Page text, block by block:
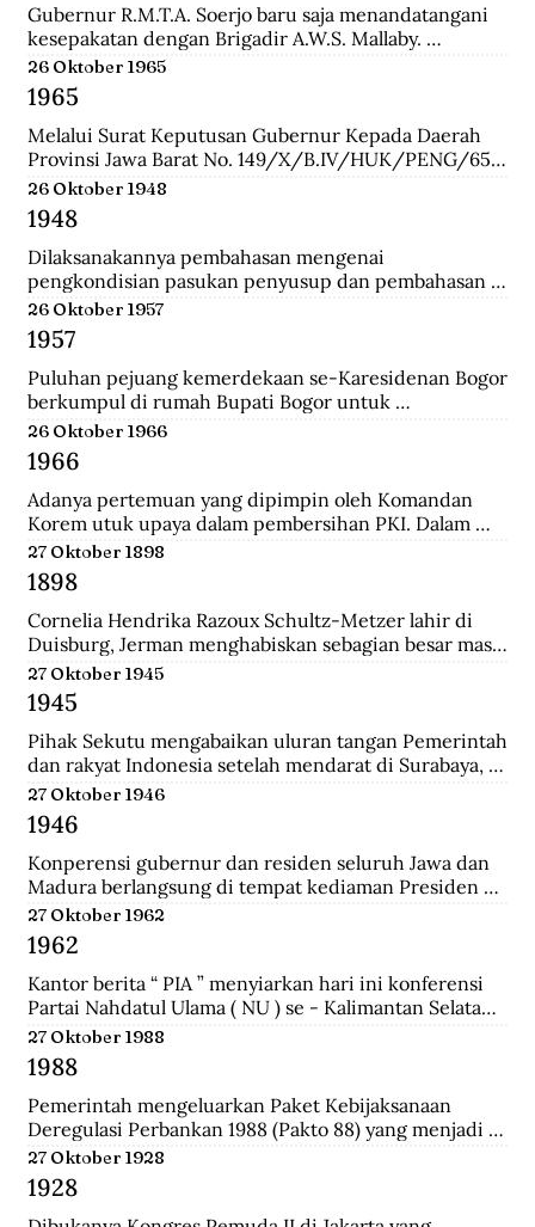
Gubernur R.M.T.A. Soerjo baru saja menandatangani
kesepakatan dengan Brigadir A.W.S. Mallaby.
Pertemuan yang terbilang sukses itu melahirkan
empat kesepakatan: 1. Pihak Inggris (baca:Sekutu)
mengakui keberadaan Republik Indonesia sebatas
distrik Surabaya. 2. Pihak Inggris tidak akan
membawa masuk pasukan Belanda dan tidak ada
pasukan Belanda yang disusupkan pada pasukan
Inggris yang mendarat di Surabaya. 3. Pasukan Inggris
hanya dibolehkan berada pada radius 800 meter dari
pelabuhan. 4. Untuk memperlancar komunikasi
antara pihak Inggris dengan Republik dalam
keseharian, maka dibentuk Biro Kontak
beranggotakan perwakilan dari kedua belah pihak.
26 Oktober 1965
1965
Melalui Surat Keputusan Gubernur Kepada Daerah
Provinsi Jawa Barat No. 149/X/B.IV/HUK/PENG/65,
Mashudi memberhentikan sementara waktu delapan
anggota PKI yang duduk dalam DPRD-GR. Mereka
adalah Suharna Affandi, Abbas Usman, Akhmad
Suganda, Enok Rokhayati, Mustofa, Cece Suryadi,
Sukra Prawira Sentana, dan Suhlan Sujana.
26 Oktober 1948
1948
Dilaksanakannya pembahasan mengenai
pengkondisian pasukan penyusup dan pembahasan
taktik untuk melawan pasukan Negara Pasundan dan
DI/TII.
26 Oktober 1957
1957
Puluhan pejuang kemerdekaan se-Karesidenan Bogor
berkumpul di rumah Bupati Bogor untuk
menyepakati gedung di Jalan Cikeumeuh sebagai
Museum Perjoangan.
26 Oktober 1966
1966
Adanya pertemuan yang dipimpin oleh Komandan
Korem utuk upaya dalam pembersihan PKI. Dalam
pertemuan ini mengubah jumlah wakil dari kedua
golongan yakni 27 dari Golongan Politik dan 21 dari
Golongan Karya.
27 Oktober 1898
1898
Cornelia Hendrika Razoux Schultz-Metzer lahir di
Duisburg, Jerman menghabiskan sebagian besar masa
kecilnya di Arnhem. Dia mengenyam pendidikan di
Kweekschool untuk menjadi guru. Keputusan
Pemerintah Kolonial untuk mengangkat Cornelia
sebagai anggota Dewan Rakyat memancing protes
para perempuan Indonesia.  Para perempuan
menginginkan seorang wakil perempuan Indonesia di
Volksraad. Tapi alih-alih memilih perempuan
Indonesia, pemerintah Belanda menunjuk seorang
perempuan Belanda yang aktif di organisasi
perempuan sayap IEV.
27 Oktober 1945
1945
Pihak Sekutu mengabaikan uluran tangan Pemerintah
dan rakyat Indonesia setelah mendarat di Surabaya,
dan menyerbu penjara Republik untuk membebaskan
perwira-perwira Sekutu dan pegawai RAPWI (Relief
of Allied Prisoners of War and Internees) yang
ditawan Republik.
27 Oktober 1946
1946
Konperensi gubernur dan residen seluruh Jawa dan
Madura berlangsung di tempat kediaman Presiden
Sukarno hari ini di Yogyakarta. Konperensi
membicarakan masalah kerjasama yang lebih erat
antara pemerintah dan pihak swasta.a setelah
mendarat di Surabaya, dan menyerbu penjara
Republik untuk membebaskan perwira-perwira
Sekutu dan pegawai RAPWI (Relief of Allied Prisoners
of War and Internees) yang ditawan Republik.
27 Oktober 1962
1962
Kantor berita “ PIA ” menyiarkan hari ini konferensi
Partai Nahdatul Ulama ( NU ) se - Kalimantan Selatan
meminta kepada Presiden Sukarno supaya mengubah
status Keadaan Darurat Militer menjadi Keadaan
Darurat Sipil di Kalsel.
27 Oktober 1988
1988
Pemerintah mengeluarkan Paket Kebijaksanaan
Deregulasi Perbankan 1988 (Pakto 88) yang menjadi
titik balik dari berbagai kebijaksanaan penertiban
perbankan 1971-1972. Salah satu fundamental dalam
dalam Pakto 88 adalah perijinan untuk bank devisa
27 Oktober 1928
1928